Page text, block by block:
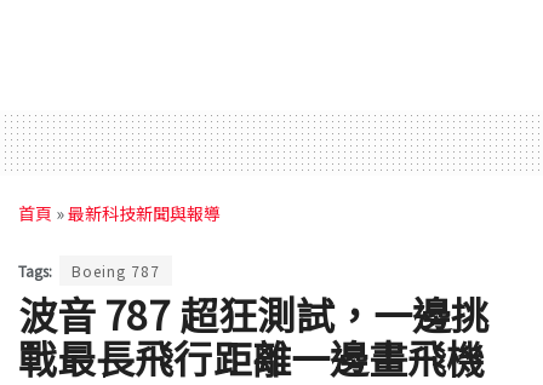
首頁 »最新科技新聞與報導
Tags: Boeing 787
波音 787 超狂測試，一邊挑
戰最長飛行距離一邊畫飛機